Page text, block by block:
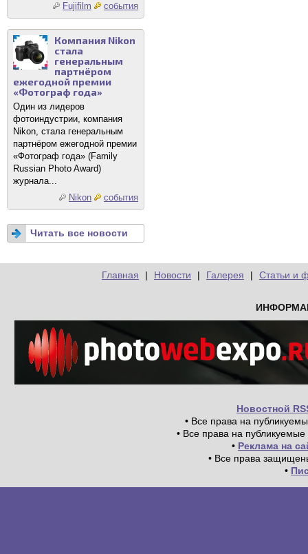
Fujifilm
события
Компания Nikon
стала
генеральным
партнёром
ежегодной премии
«Фотограф года»
Один из лидеров
фотоиндустрии, компания
Nikon, стала генеральным
партнёром ежегодной премии
«Фотограф года» (Family
Russian Photo Award)
журнала...
Nikon
события
Читать все новости
Главная | Новости | Галерея | Статьи и
Новостной
• Все права на
• Все права на
• Реклама на
• Все права
•